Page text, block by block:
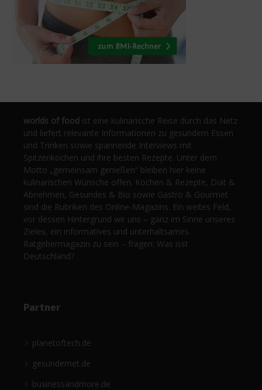
worlds of food ist eine kulinarische Reise durch das Netz
und liefert relevante Informationen zu gesundem Essen
und Trinken sowie spannende Interviews mit
Spitzenköchen und ihre besten Rezepte. Unter dem
Motto „gemeinsam genießen“ bleiben hier keine
kulinarischen Wünsche offen. Kochen & Rezepte, Diät &
Abnehmen, Gesundes & Bio sowie Gastro & Gourmet
sind die Rubriken des Online-Magazins. Ein weites Feld,
vor dessen Hintergrund wir uns – ganz im Sinne unseres
Zieles, ein informatives und unterhaltsames
Ratgebermagazin zu sein – fragen: Was isst
Deutschland?
Partner
planetoftech.de
gesündernet.de
businessandmore.de